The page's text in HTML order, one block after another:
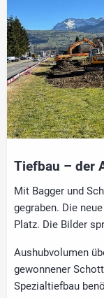
Tiefbau – der
Mit Bagger und
gegraben. Die
Platz. Die Bilder
Aushubvolumen
gewonnener
Spezialtiefbau